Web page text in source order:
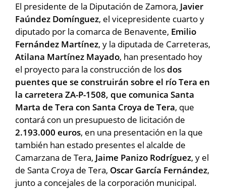
El presidente de la Diputación de Zamora, Javier
Faúndez Domínguez, el vicepresidente cuarto y
diputado por la comarca de Benavente, Emilio
Fernández Martínez, y la diputada de Carreteras,
Atilana Martínez Mayado, han presentado hoy
el proyecto para la construcción de losdos
puentes que se construirán sobre el río Tera en
la carretera ZA-P-1508, que comunica Santa
Marta de Tera con Santa Croya de Tera, que
contará con un presupuesto de licitación de
2.193.000 euros, en una presentación en la que
también han estado presentes el alcalde de
Camarzana de Tera, Jaime Panizo Rodríguez, y el
de Santa Croya de Tera, Oscar García Fernández,
junto a concejales de la corporación municipal.